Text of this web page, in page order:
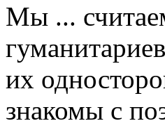
Мы ...
их
знакомы с